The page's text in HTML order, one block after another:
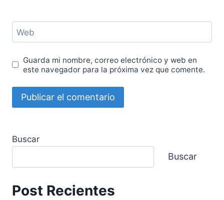
Web
Guarda mi nombre, correo electrónico y web en
este navegador para la próxima vez que comente.
Buscar
Buscar
Post Recientes